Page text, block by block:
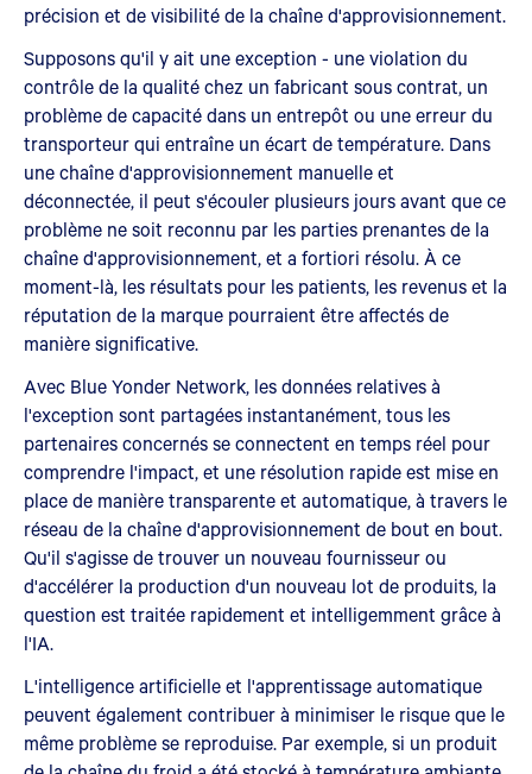
précision et de visibilité de la chaîne d'approvisionnement.
Supposons qu'il y ait une exception - une violation du
contrôle de la qualité chez un fabricant sous contrat, un
problème de capacité dans un entrepôt ou une erreur du
transporteur qui entraîne un écart de température. Dans
une chaîne d'approvisionnement manuelle et
déconnectée, il peut s'écouler plusieurs jours avant que ce
problème ne soit reconnu par les parties prenantes de la
chaîne d'approvisionnement, et a fortiori résolu. À ce
moment-là, les résultats pour les patients, les revenus et la
réputation de la marque pourraient être affectés de
manière significative.
Avec Blue Yonder Network, les données relatives à
l'exception sont partagées instantanément, tous les
partenaires concernés se connectent en temps réel pour
comprendre l'impact, et une résolution rapide est mise en
place de manière transparente et automatique, à travers le
réseau de la chaîne d'approvisionnement de bout en bout.
Qu'il s'agisse de trouver un nouveau fournisseur ou
d'accélérer la production d'un nouveau lot de produits, la
question est traitée rapidement et intelligemment grâce à
l'IA.
L'intelligence artificielle et l'apprentissage automatique
peuvent également contribuer à minimiser le risque que le
même problème se reproduise. Par exemple, si un produit